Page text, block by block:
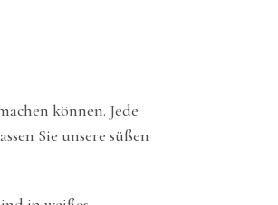
können. Jede
Sie unsere süßen